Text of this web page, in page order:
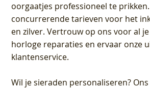
oorgaatjes professioneel te
concurrerende tarieven voor het
en zilver. Vertrouw op ons voor al
horloge reparaties en ervaar onze
klantenservice.
Wil je sieraden personaliseren?